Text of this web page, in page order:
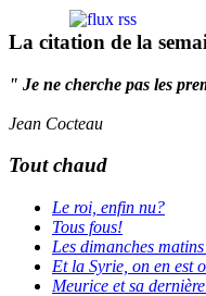
La citation de la
" Je ne cherche pas les
Jean Cocteau
Tout chaud
Le roi, enfin nu?
Tous fous!
Les dimanches
Et la Syrie, on en est
Meurice et sa